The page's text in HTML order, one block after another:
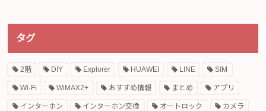
タグ
2階 DIY Explorer HUAWEI LINE SIM
Wi-Fi WiMAX2+ おすすめ情報 まとめ アプリ
インターホン インターホン交換 オートロック カメラ